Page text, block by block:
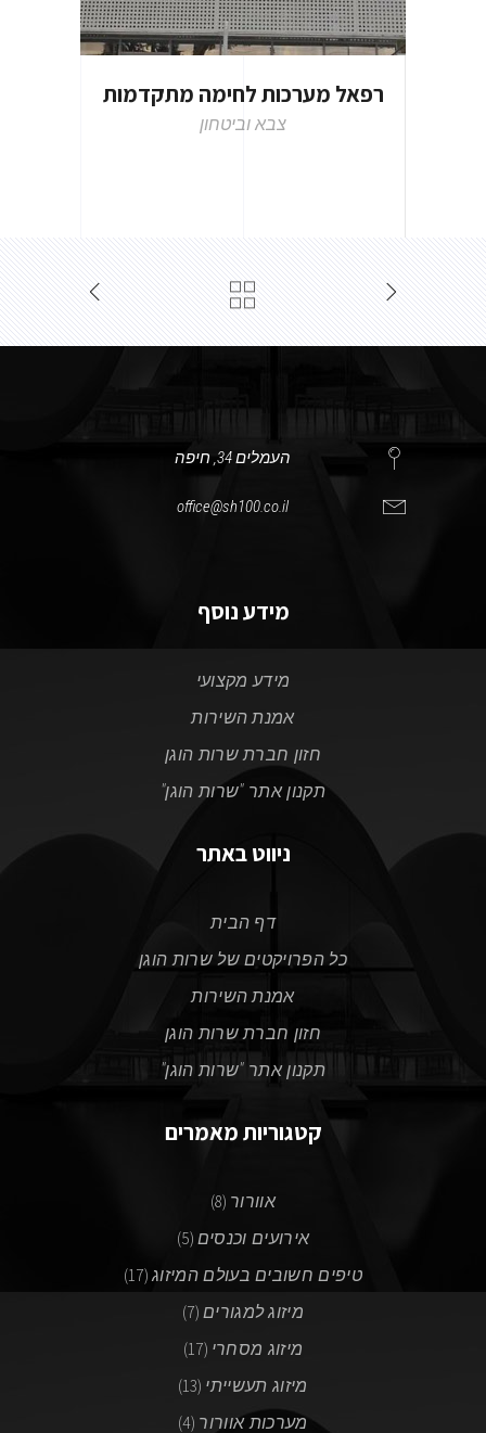
רפאל מערכות לחימה מתקדמות
צבא וביטחון
העמלים 34, חיפה
office@sh100.co.il
מידע נוסף
מידע מקצועי
אמנת השירות
חזון חברת שרות הוגן
תקנון אתר "שרות הוגן"
ניווט באתר
דף הבית
כל הפרויקטים של שרות הוגן
אמנת השירות
חזון חברת שרות הוגן
תקנון אתר "שרות הוגן"
קטגוריות מאמרים
אוורור (8)
אירועים וכנסים (5)
טיפים חשובים בעולם המיזוג (17)
מיזוג למגורים (7)
מיזוג מסחרי (17)
מיזוג תעשייתי (13)
מערכות אוורור (4)